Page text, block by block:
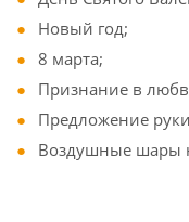
Новый год;
8 марта;
Признание в
Предложение
Воздушные шары